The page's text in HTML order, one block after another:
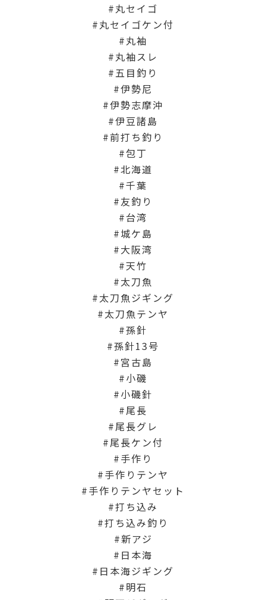
丸セイゴ
丸セイゴケン付
丸袖
丸袖スレ
五目釣り
伊勢尼
伊勢志摩沖
伊豆諸島
前打ち釣り
包丁
北海道
千葉
友釣り
台湾
城ケ島
大阪湾
天竹
太刀魚
太刀魚ジギング
太刀魚テンヤ
孫針
孫針13号
宮古島
小磯
小磯針
尾長
尾長グレ
尾長ケン付
手作り
手作りテンヤ
手作りテンヤセット
打ち込み
打ち込み釣り
新アジ
日本海
日本海ジギング
明石